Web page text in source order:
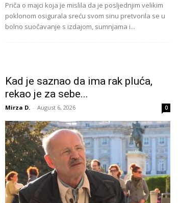
Priča o majci koja je mislila da je posljednjim velikim
poklonom osigurala sreću svom sinu pretvorila se u
bolno suočavanje s izdajom, sumnjama i...
Kad je saznao da ima rak pluća,
rekao je za sebe...
Mirza D. - August 6, 2026 0